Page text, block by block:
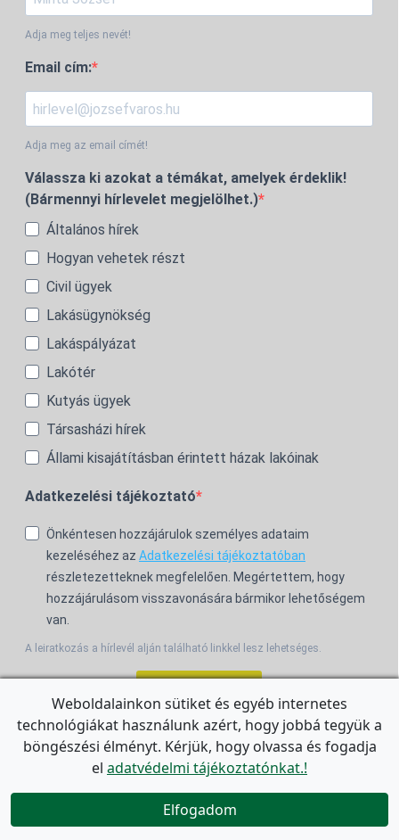
Adja meg teljes nevét!
Email cím:
Adja meg az email címét!
Válassza ki azokat a témákat, amelyek érdeklik!
(Bármennyi hírlevelet megjelölhet.)
Általános hírek
Hogyan vehetek részt
Civil ügyek
Lakásügynökség
Lakáspályázat
Lakótér
Kutyás ügyek
Társasházi hírek
Állami kisajátításban érintett házak lakóinak
Adatkezelési tájékoztató
Önkéntesen hozzájárulok személyes adataim
kezeléséhez az Adatkezelési tájékoztatóban
részletezetteknek megfelelően. Megértettem, hogy
hozzájárulásom visszavonására bármikor lehetőségem
van.
A leiratkozás a hírlevél alján található linkkel lesz lehetséges.
For the English Newsletter, clickHERE.

Weboldalainkon sütiket és egyéb internetes
technológiákat használunk azért, hogy jobbá tegyük a
böngészési élményt. Kérjük, hogy olvassa és fogadja
el adatvédelmi tájékoztatónkat.!
Elfogadom